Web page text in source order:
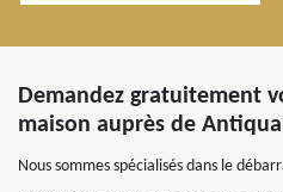
Demandez gratuitement
maison auprès de
Nous sommes spécialisés dans le